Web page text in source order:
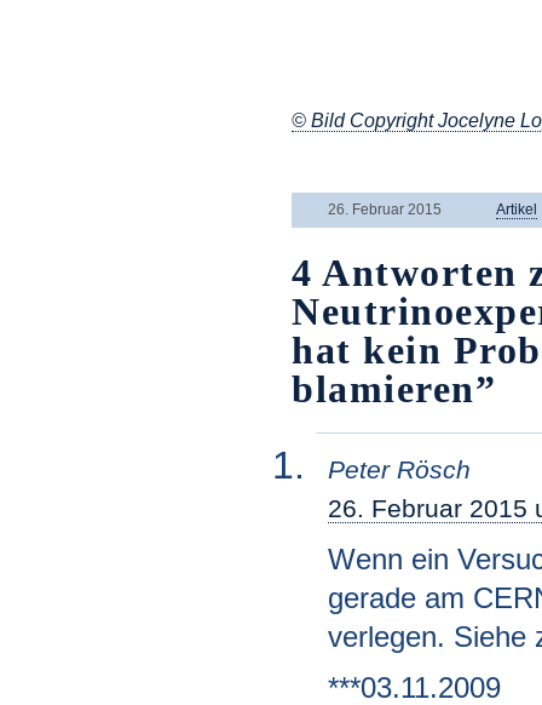
© Bild Copyright Jocelyne
26. Februar 2015 Artikel
4 Antworten
hat kein
blamieren”
Peter Rösch
26. Februar 2015
Wenn ein
gerade am
verlegen. Siehe
***03.11.2009